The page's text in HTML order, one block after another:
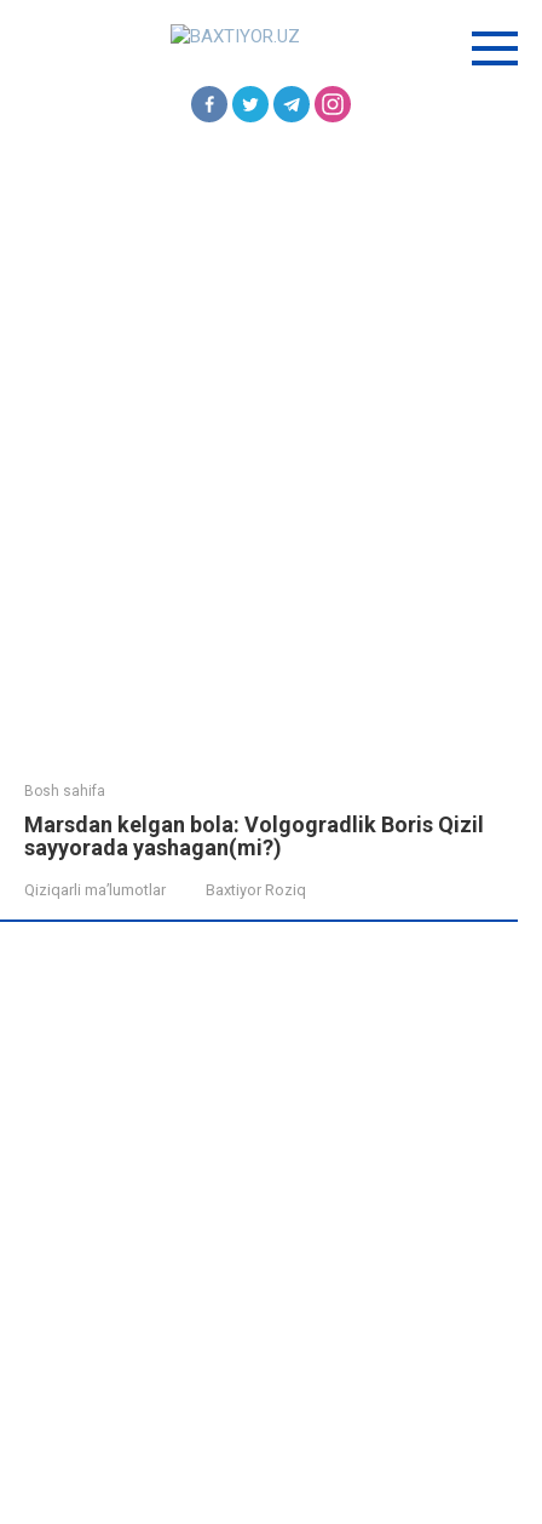
Bosh sahifa
Marsdan kelgan bola: Volgogradlik Boris Qizil
sayyorada yashagan(mi?)
Qiziqarli ma’lumotlar Baxtiyor Roziq